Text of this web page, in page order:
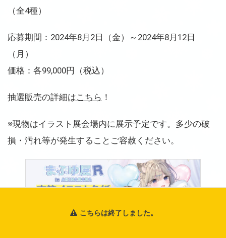
（全4種）
応募期間：2024年8月2日（金）～2024年8月12日
（月）
価格：各99,000円（税込）
抽選販売の詳細はこちら ！
※現物はイラスト展会場内に展示予定です。多少の破
損・汚れ等が発生することご容赦ください。
こちらは終了しました。